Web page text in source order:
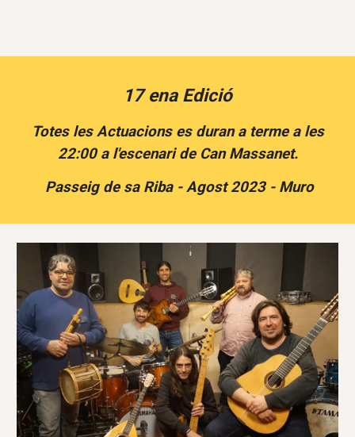
17ena Edició
Totes les Actuacions es duran a terme a les
22:00 a l'escenari de Can Massanet.
Passeig de sa Riba - Agost 2023- Muro